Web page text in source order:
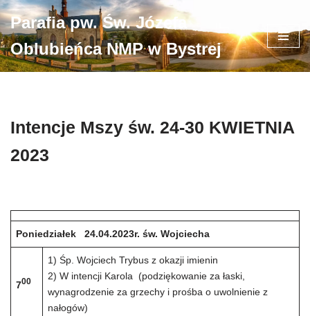
Przejdź
do
treści
Parafia pw. Św. Józefa
Oblubieńca NMP w Bystrej
Intencje Mszy św. 24-30 KWIETNIA
2023
Poniedziałek 24.04.2023r. św. Wojciecha
700
1) Śp. Wojciech Trybus z okazji imienin
2) W intencji Karola (podziękowanie za łaski,
wynagrodzenie za grzechy i prośba o uwolnienie z
nałogów)